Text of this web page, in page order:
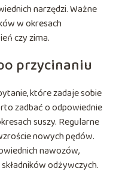
narzędzi. Ważne
w okresach
czy zima.
przycinaniu
które zadaje sobie
zadbać o odpowiednie
suszy. Regularne
nowych pędów.
nawozów,
odżywczych.